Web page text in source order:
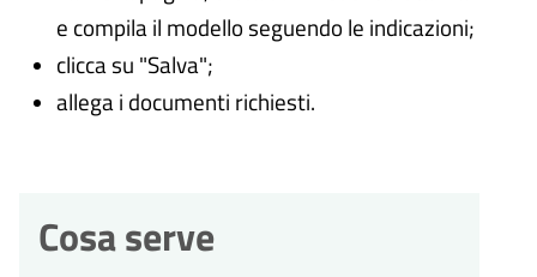
e compila il modello seguendo le indicazioni;
clicca su "Salva";
allega i documenti richiesti.
Cosa serve